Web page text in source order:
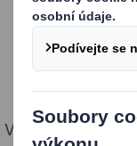
V GALERII